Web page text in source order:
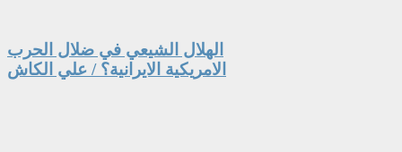
الهلال الشيعي في ضلال الحرب
الامريكية الايرانية؟ / علي الكاش